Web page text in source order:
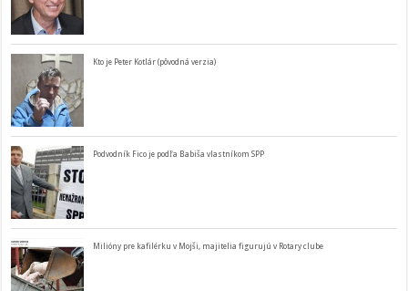
Kto je Peter Kotlár (pôvodná verzia)
Podvodník Fico je podľa Babiša vlastníkom SPP
Milióny pre kafilérku v Mojši, majitelia figurujú v Rotary clube